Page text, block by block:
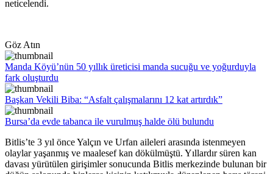
neticelendi.
Göz Atın
Manda Köyü’nün 50 yıllık üreticisi manda sucuğu ve yoğurduyla
fark oluşturdu
Başkan Vekili Biba: “Asfalt çalışmalarını 12 kat artırdık”
Bursa’da evde tabanca ile vurulmuş halde ölü bulundu
Bitlis’te 3 yıl önce Yalçın ve Urfan aileleri arasında istenmeyen
olaylar yaşanmış ve maalesef kan dökülmüştü. Yıllardır süren kan
davası yürütülen girişimler sonucunda Bitlis merkezinde bulunan bir